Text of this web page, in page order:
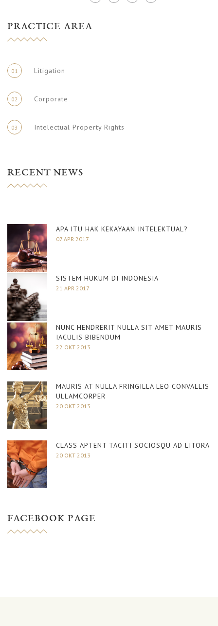
PRACTICE AREA
01 Litigation
02 Corporate
03 Intelectual Property Rights
RECENT NEWS
APA ITU HAK KEKAYAAN INTELEKTUAL?
07 APR 2017
SISTEM HUKUM DI INDONESIA
21 APR 2017
NUNC HENDRERIT NULLA SIT AMET MAURIS
IACULIS BIBENDUM
22 OKT 2013
MAURIS AT NULLA FRINGILLA LEO CONVALLIS
ULLAMCORPER
20 OKT 2013
CLASS APTENT TACITI SOCIOSQU AD LITORA
20 OKT 2013
FACEBOOK PAGE